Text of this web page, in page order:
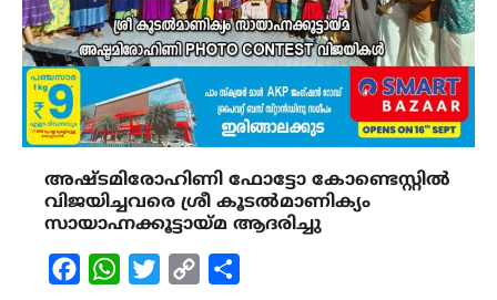
അഷ്ടമിരോഹിണി ഫോട്ടോ കോണ്ടെസ്റ്റിൽ
വിജയിച്ചവരെ ശ്രീ കൂടൽമാണിക്യം
സായാഹ്നക്കൂട്ടായ്മ ആദരിച്ചു
FacebookWhatsAppTwitterCopy